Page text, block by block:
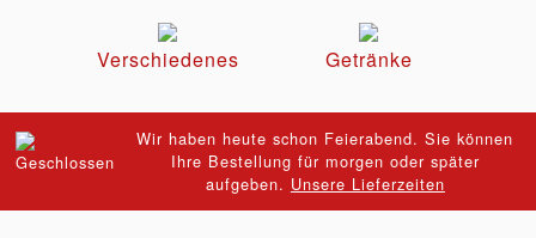
Verschiedenes Getränke
Wir haben heute schon Feierabend. Sie können
Ihre Bestellung für morgen oder später
aufgeben. Unsere Lieferzeiten